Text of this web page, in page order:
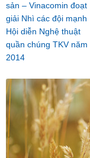
sản – Vinacomin đoạt
giải Nhì các đội mạnh
Hội diễn Nghệ thuật
quần chúng TKV năm
2014